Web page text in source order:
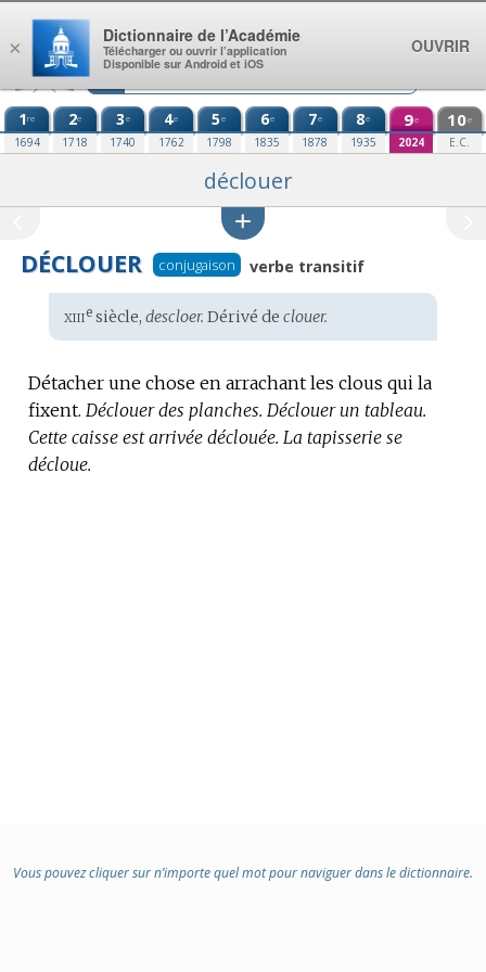
Aller au contenu
1re
1694
2e
1718
3e
1740
4e
1762
5e
1798
6e
1835
7e
1878
8e
1935
9e
2024
10e
E.C.
déclouer
DÉCLOUER conjugaison verbe transitif
Étymologie
:
xiiiesiècle, descloer. Dérivé de clouer.
Détacher une chose en arrachant les clous qui la
fixent. Déclouer des planches. Déclouer un tableau.
Cette caisse est arrivée déclouée. La tapisserie se
décloue.
Vous pouvez cliquer sur n’importe quel mot pour naviguer dans le dictionnaire.
×
Dictionnaire de l’Académie
Télécharger ou ouvrir l’application
Disponible sur Android et iOS
OUVRIR